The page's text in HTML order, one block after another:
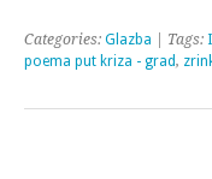
Categories: Glazba | Tags:
poema put kriza - grad,